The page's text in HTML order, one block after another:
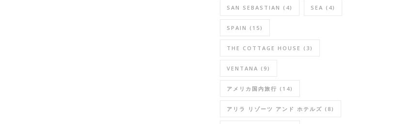
SAN SEBASTIAN (4) SEA (4)
SPAIN (15)
THE COTTAGE HOUSE (3)
VENTANA (9)
アメリカ国内旅行 (14)
アリラ リゾーツ アンド ホテルズ (8)